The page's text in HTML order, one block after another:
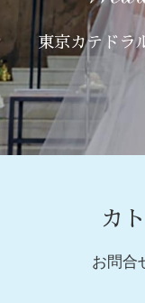
東京カテドラ
カ
お問合